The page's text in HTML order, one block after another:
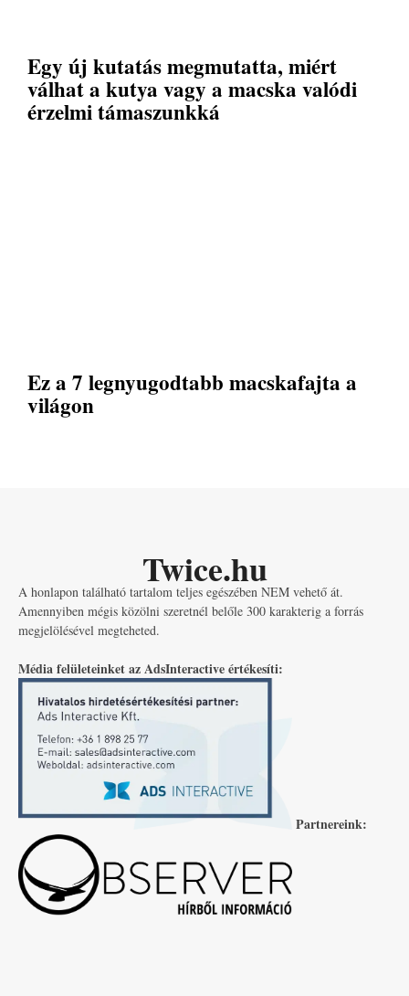
Egy új kutatás megmutatta, miért
válhat a kutya vagy a macska valódi
érzelmi támaszunkká
Ez a 7 legnyugodtabb macskafajta a
világon
Twice.hu
A honlapon található tartalom teljes egészében NEM vehető át.
Amennyiben mégis közölni szeretnél belőle 300 karakterig a forrás
megjelölésével megteheted.
Média felületeinket az AdsInteractive értékesíti:
Partnereink: